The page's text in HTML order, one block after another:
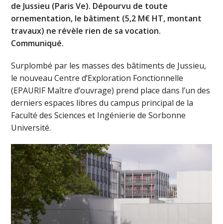
de Jussieu (Paris Ve). Dépourvu de toute
ornementation, le bâtiment (5,2 M€ HT, montant
travaux) ne révèle rien de sa vocation.
Communiqué.
Surplombé par les masses des bâtiments de Jussieu,
le nouveau Centre d’Exploration Fonctionnelle
(EPAURIF Maître d’ouvrage) prend place dans l’un des
derniers espaces libres du campus principal de la
Faculté des Sciences et Ingénierie de Sorbonne
Université.